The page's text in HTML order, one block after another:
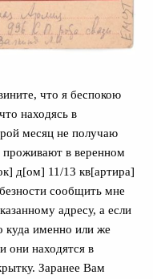
что я беспокою
находясь в
месяц не получаю
проживают в веренном
д[ом] 11/13 кв[артира]
сообщить мне
адресу, а если
куда именно или же
они находятся в
Заранее Вам